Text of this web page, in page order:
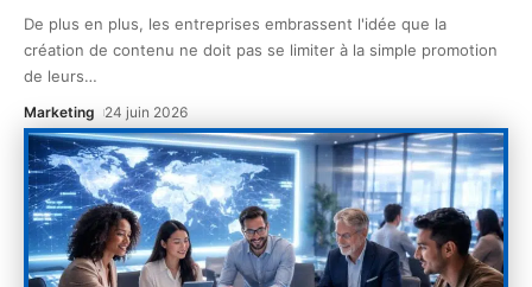
De plus en plus, les entreprises embrassent l'idée que la
création de contenu ne doit pas se limiter à la simple promotion
de leurs…
Marketing 24 juin 2026